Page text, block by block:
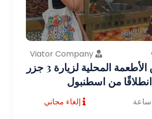
جولة تذوق الأطعمة المحلية لزيارة 3 جزر
انطلاقًا من اسطنبول
إلغاء مجاني